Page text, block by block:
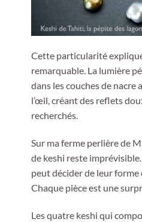
Cette particularité
remarquable. La lumière
dans les couches de nacre
l’œil, créant des reflets
recherchés.
Sur ma ferme perlière de
de keshi reste
peut décider de leur forme
Chaque pièce est une
Les quatre keshi qui